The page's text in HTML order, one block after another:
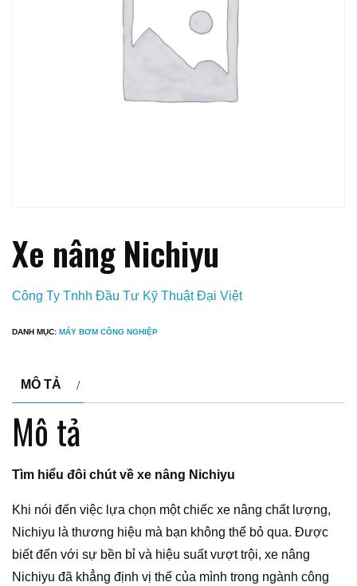
Xe nâng Nichiyu
Công Ty Tnhh Đầu Tư Kỹ Thuật Đại Việt
DANH MỤC: MÁY BƠM CÔNG NGHIỆP
MÔ TẢ
Mô tả
Tìm hiểu đôi chút về xe nâng Nichiyu
Khi nói đến việc lựa chọn một chiếc xe nâng chất lượng,
Nichiyu là thương hiệu mà bạn không thể bỏ qua. Được
biết đến với sự bền bỉ và hiệu suất vượt trội, xe nâng
Nichiyu đã khẳng định vị thế của mình trong ngành công